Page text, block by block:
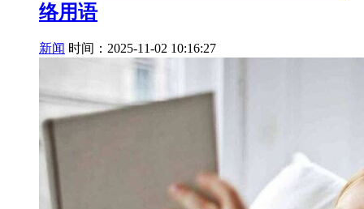
络用语
新闻 时间：2025-11-02 10:16:27